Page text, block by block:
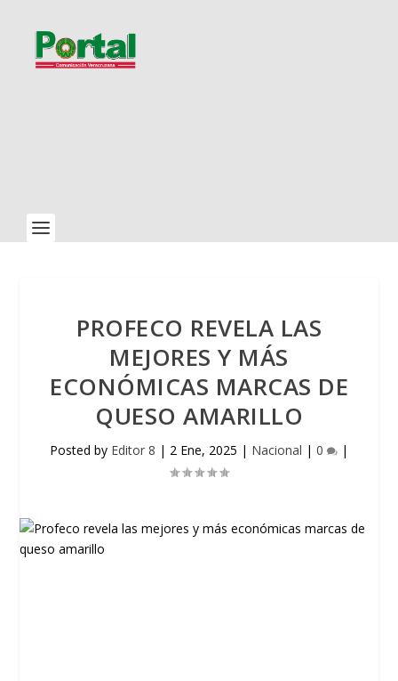
PROFECO REVELA LAS
MEJORES Y MÁS
ECONÓMICAS MARCAS DE
QUESO AMARILLO
Posted by Editor 8 | 2 Ene, 2025 | Nacional | 0 |